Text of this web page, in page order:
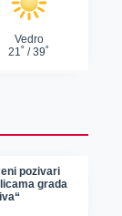
pozivari
grada